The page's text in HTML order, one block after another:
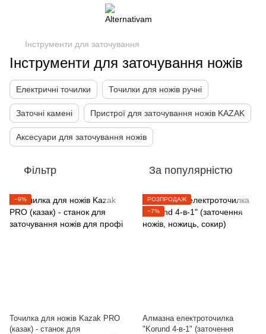
Інструменти для заточування
Інструменти для заточування ножів
Електричні точилки Точилки для ножів ручні
Заточні камені Пристрої для заточування ножів KAZAK
Аксесуари для заточування ножів
Фільтр За популярністю
−9%
Точилка для ножів Kazak PRO
(казак) - станок для
РОЗПРОДАЖ
−7%
Алмазна електроточилка
"Korund 4-в-1" (заточення